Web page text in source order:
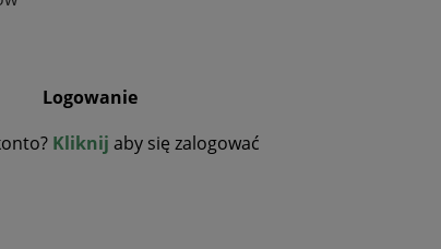
Logowanie
Kliknij aby się zalogować